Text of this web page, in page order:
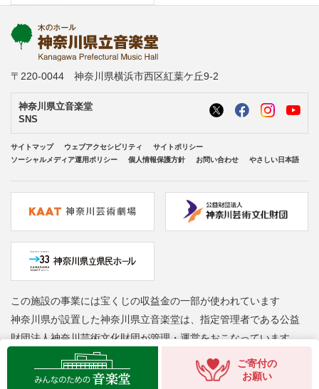
ご寄付の
お願い
〒220-0044 神奈川県横浜市西区紅葉ケ丘9-2
神奈川県立音楽堂
SNS
サイトマップ ウェブアクセシビリティ
サイトポリシー
ソーシャルメディア運用ポリシー
個人情報保護方針 お問い合わせ やさしい日本語
この施設の事業には宝くじの収益金の一部が使われています
神奈川県が設置した神奈川県立音楽堂は、指定管理者である公益
財団法人神奈川芸術文化財団が管理・運営をおこなっています
Copyright © Kanagawa Arts Foundation. All rights reserved.